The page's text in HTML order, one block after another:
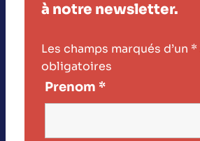
à notre newsletter.
Les champs marqués d’un *
obligatoires
Prenom *